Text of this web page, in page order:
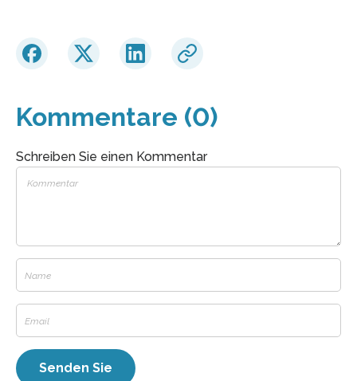
Kommentare (0)
Schreiben Sie einen Kommentar